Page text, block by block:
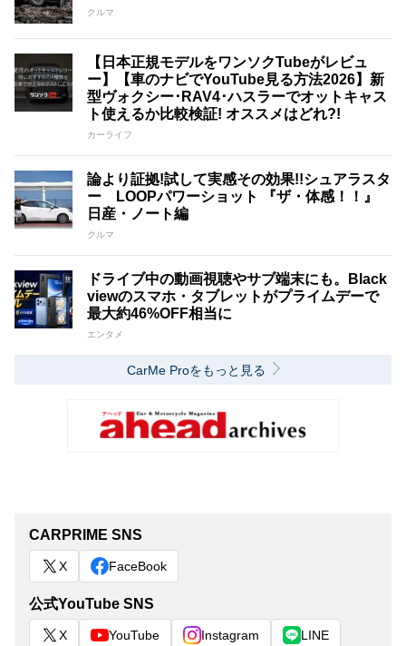
クルマ
【日本正規モデルをワンソクTubeがレビュ
ー】【車のナビでYouTube見る方法2026】新
型ヴォクシー･RAV4･ハスラーでオットキャス
ト使えるか比較検証! オススメはどれ?!
カーライフ
論より証拠!試して実感その効果!!シュアラスタ
ー LOOPパワーショット 『ザ・体感！！』
日産・ノート編
クルマ
ドライブ中の動画視聴やサブ端末にも。Black
viewのスマホ・タブレットがプライムデーで
最大約46%OFF相当に
エンタメ
CarMe Proをもっと見る
CARPRIME SNS
X FaceBook
公式YouTube SNS
X YouTube Instagram LINE